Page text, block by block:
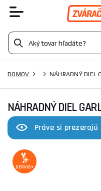
DOMOV NÁHRADNÝ DIEL
NÁHRADNÝ DIEL
Práve si
SERVIS+